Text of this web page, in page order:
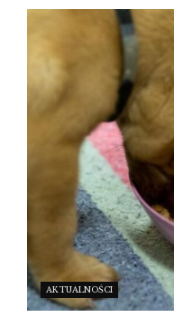
AKTUALNOŚCI